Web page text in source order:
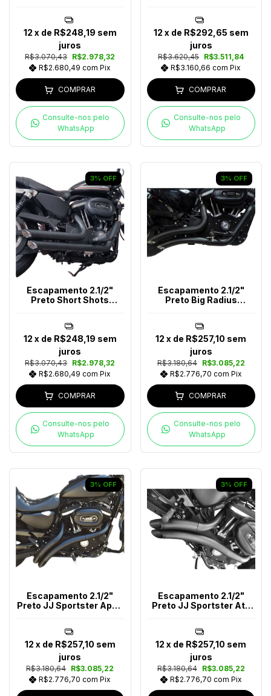
R$3.070,43 R$2.978,32
R$2.680,49com Pix
12 x de R$248,19 sem
juros
COMPRAR
Consulte-nos pelo
WhatsApp
R$3.620,45 R$3.511,84
R$3.160,66com Pix
12 x de R$292,65 sem
juros
COMPRAR
Consulte-nos pelo
WhatsApp
3% OFF
Escapamento 2.1/2"
Preto Short Shots
R$3.070,43 R$2.978,32
R$2.680,49com Pix
12 x de R$248,19 sem
juros
COMPRAR
Consulte-nos pelo
WhatsApp
3% OFF
Escapamento 2.1/2"
Preto Big Radius
R$3.180,64
R$3.085,22
R$2.776,70 com Pix
12 x de R$257,10 sem
juros
COMPRAR
Consulte-nos pelo
WhatsApp
3% OFF
Escapamento 2.1/2"
Preto JJ Sportster Após
R$3.180,64 R$3.085,22
R$2.776,70com Pix
12 x de R$257,10 sem
juros
3% OFF
Escapamento 2.1/2"
Preto JJ Sportster Até
R$3.180,64
R$3.085,22
R$2.776,70 com Pix
12 x de R$257,10 sem
juros